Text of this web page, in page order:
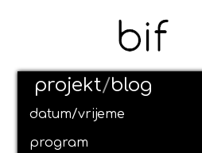
projekt/blog
datum/vrijeme
program